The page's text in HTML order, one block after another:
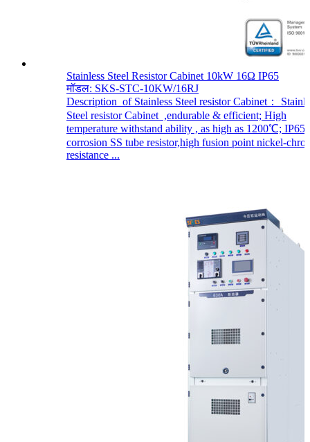
Stainless Steel Resistor Cabinet 10kW 16Ω IP65
मॉडल: SKS-STC-10KW/16RJ
Description of Stainless Steel resistor Cabinet：
Steel resistor Cabinet ,endurable & efficient; High
temperature withstand ability , as high as 1200℃;
corrosion SS tube resistor,high fusion point nickel-
resistance ...